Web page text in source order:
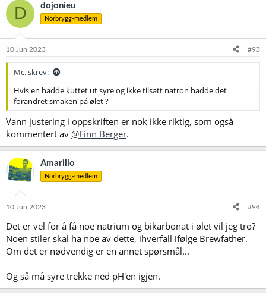
s
j
o
e
D dojonieu
Norbrygg-medlem
10 Jun 2023 #93
Mc. skrev:
Hvis en hadde kuttet ut syre og ikke tilsatt natron hadde det
forandret smaken på ølet ?
Vann justering i oppskriften er nok ikke riktig, som også
kommentert av @Finn Berger.
Amarillo
Norbrygg-medlem
10 Jun 2023 #94
Det er vel for å få noe natrium og bikarbonat i ølet vil jeg tro?
Noen stiler skal ha noe av dette, ihverfall ifølge Brewfather.
Om det er nødvendig er en annet spørsmål...
Og så må syre trekke ned pH'en igjen.